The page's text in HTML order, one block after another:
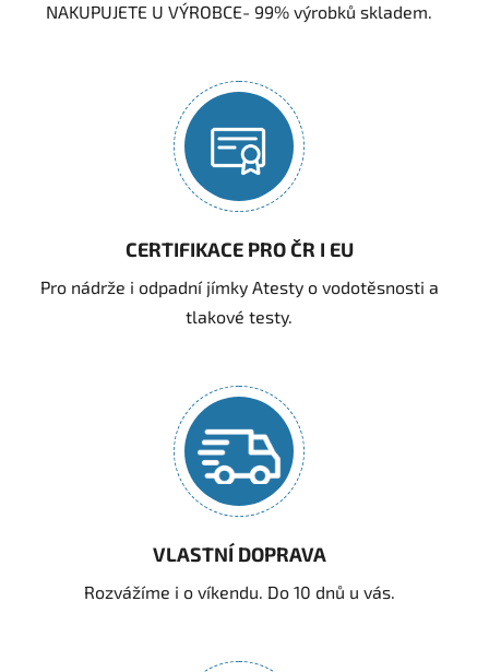
NAKUPUJETE U VÝROBCE- 99% výrobků skladem.
CERTIFIKACE PRO ČR I EU
Pro nádrže i odpadní jímky Atesty o vodotěsnosti a
tlakové testy.
VLASTNÍ DOPRAVA
Rozvážíme i o víkendu. Do 10 dnů u vás.